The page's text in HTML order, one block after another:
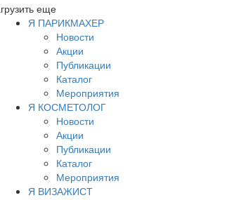
еще
Я ПАРИКМАХЕР
Новости
Акции
Публикации
Каталог
Мероприятия
Я КОСМЕТОЛОГ
Новости
Акции
Публикации
Каталог
Мероприятия
Я ВИЗАЖИСТ